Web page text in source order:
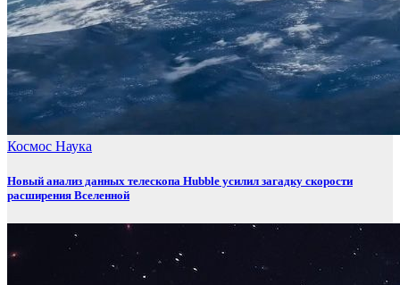
Космос Наука
Новый анализ данных телескопа Hubble усилил загадку скорости
расширения Вселенной